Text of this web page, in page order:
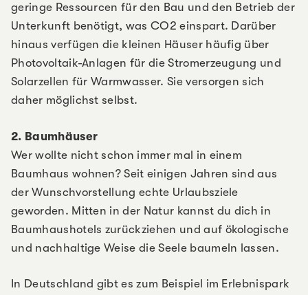
geringe Ressourcen für den Bau und den Betrieb der
Unterkunft benötigt, was CO2 einspart. Darüber
hinaus verfügen die kleinen Häuser häufig über
Photovoltaik-Anlagen für die Stromerzeugung und
Solarzellen für Warmwasser. Sie versorgen sich
daher möglichst selbst.
2. Baumhäuser
Wer wollte nicht schon immer mal in einem
Baumhaus wohnen? Seit einigen Jahren sind aus
der Wunschvorstellung echte Urlaubsziele
geworden. Mitten in der Natur kannst du dich in
Baumhaushotels zurückziehen und auf ökologische
und nachhaltige Weise die Seele baumeln lassen.
In Deutschland gibt es zum Beispiel im Erlebnispark